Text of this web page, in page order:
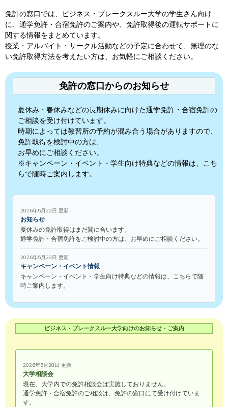
免許の窓口では、 ビジネス・ブレークスルー大学の学生さん向け
に、通学免許・合宿免許のご案内や、免許取得後の運転サポートに
関する情報をまとめています。
授業・アルバイト・サークル活動などの予定に合わせて、無理のな
い免許取得方法を考えたい方は、お気軽にご相談ください。
免許の窓口からのお知らせ
夏休み・春休みなどの長期休みに向けた通学免許・合宿免許の
ご相談を受け付けています。
時期によっては教習所の予約が混み合う場合がありますので、
免許取得を検討中の方は、
お早めにご相談ください。
※キャンペーン・イベント・学生向け特典などの情報は、こち
らで随時ご案内します。
2026年5月22日 更新
お知らせ
夏休みの免許取得はまだ間に合います。
通学免許・合宿免許をご検討中の方は、お早めにご相談ください。
2026年5月22日 更新
キャンペーン・イベント情報
キャンペーン・イベント・学生向け特典などの情報は、こちらで随
時ご案内します。
ビジネス・ブレークスルー大学向けのお知らせ・ご案内
2026年5月28日 更新
大学相談会
現在、大学内での免許相談会は実施しておりません。
通学免許・合宿免許のご相談は、免許の窓口にて受け付けていま
す。